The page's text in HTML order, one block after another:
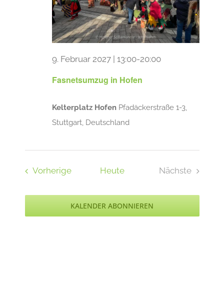
Fasnetsumzug in Hofen
9. Februar 2027 | 13:00-20:00
Kelterplatz Hofen Pfadäckerstraße 1-3,
Stuttgart, Deutschland
VorherigeVeranstaltungen
Heute
Nächste
KALENDER ABONNIEREN